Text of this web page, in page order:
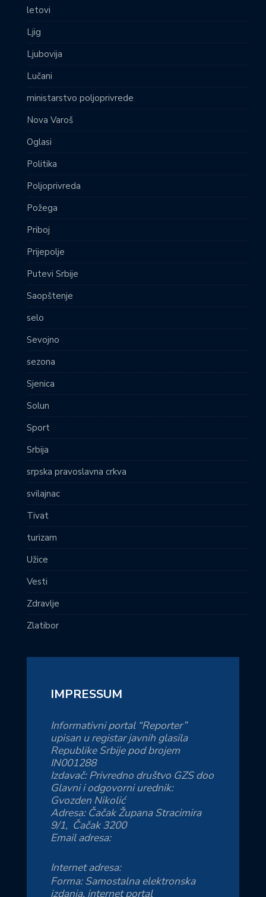
letovi
Ljig
Ljubovija
Lučani
ministarstvo poljoprivrede
Nova Varoš
Oglasi
Politika
Poljoprivreda
Požega
Priboj
Prijepolje
Putevi Srbije
Saopštenje
selo
Sevojno
sezona
Sjenica
Solun
Sport
Srbija
srpska pravoslavna crkva
svilajnac
Tivat
turizam
Užice
Vesti
Zdravlje
Zlatibor
IMPRESSUM
Informativni portal “Reporter”
upisan u registar javnih glasila
Republike Srbije pod brojem
IN001288
Izdavač: Privredno društvo GZS doo
Glavni i odgovorni urednik:
Gvozden Nikolić
Adresa: Čačak Župana Stracimira
9/1, Čačak 3200
Email adresa:
Internet adresa:
Forma: Samostalna elektronska
izdanja, internet portal